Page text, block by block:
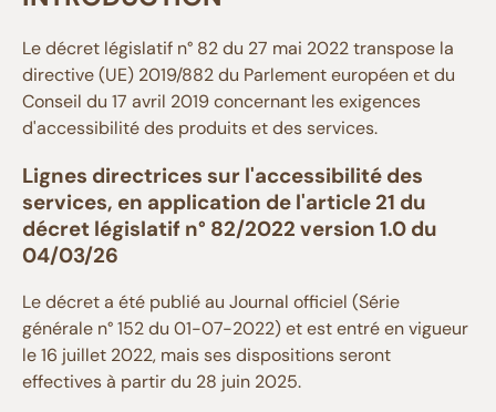
Jus de fruits
Alimentation bébé & enfants
Condiments
Confitures & Pâtes à tartiner
Préparations & Farines
Pâtes
Substituts du café
Douceurs traditionnelles
Le décret législatif n° 82 du 27 mai 2022 transpose la
directive (UE) 2019/882 du Parlement européen et du
Conseil du 17 avril 2019 concernant les exigences
d'accessibilité des produits et des services.
Lignes directrices sur l'accessibilité des
services, en application de l'article 21 du
décret législatif n° 82/2022 version 1.0 du
04/03/26
Le décret a été publié au Journal officiel (Série
générale n° 152 du 01-07-2022) et est entré en vigueur
le 16 juillet 2022, mais ses dispositions seront
effectives à partir du 28 juin 2025.